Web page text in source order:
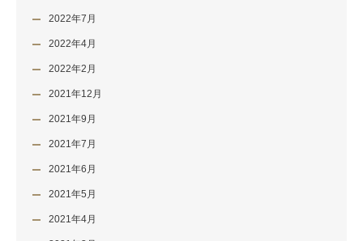
2022年7月
2022年4月
2022年2月
2021年12月
2021年9月
2021年7月
2021年6月
2021年5月
2021年4月